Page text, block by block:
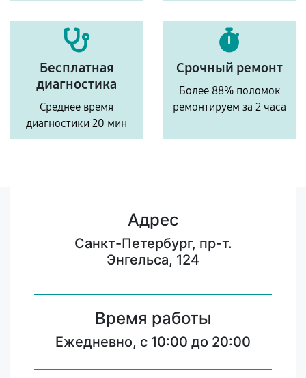
Бесплатная
диагностика
Среднее время
диагностики 20 мин
Срочный ремонт
Более 88% поломок
ремонтируем за 2 часа
Адрес
Санкт-Петербург, пр-т.
Энгельса, 124
Время работы
Ежедневно, с 10:00 до 20:00